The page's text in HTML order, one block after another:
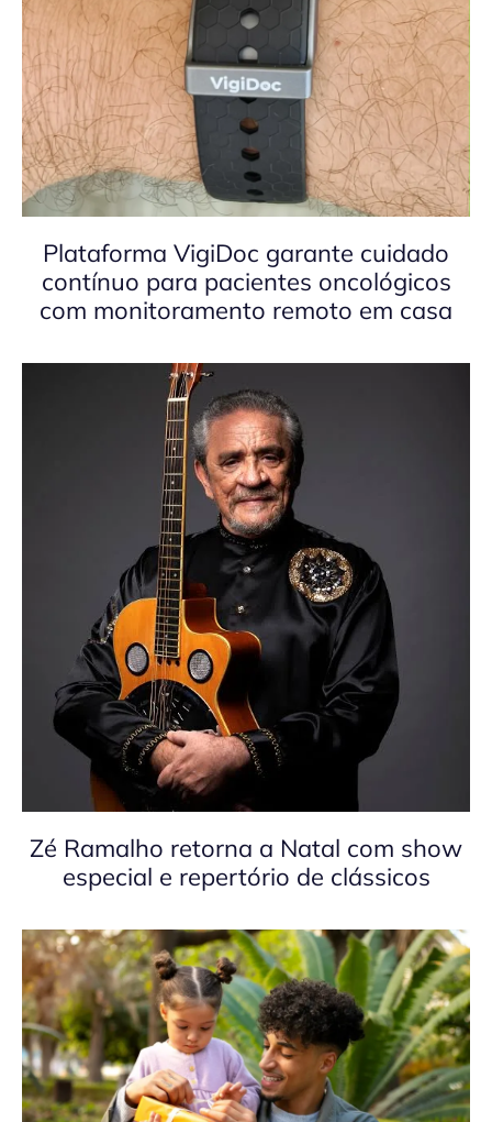
Plataforma VigiDoc garante cuidado
contínuo para pacientes oncológicos
com monitoramento remoto em casa
Zé Ramalho retorna a Natal com show
especial e repertório de clássicos